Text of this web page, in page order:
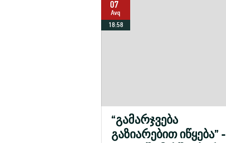
07
Avq
18:58
“გამარჯვება
გაზიარებით იწყება” -